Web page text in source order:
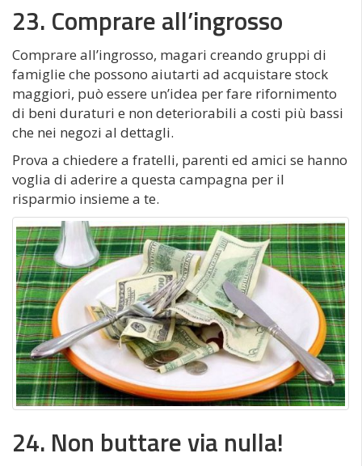
23. Comprare all’ingrosso
Comprare all’ingrosso, magari creando gruppi di
famiglie che possono aiutarti ad acquistare stock
maggiori, può essere un’idea per fare rifornimento
di beni duraturi e non deteriorabili a costi più bassi
che nei negozi al dettagli.
Prova a chiedere a fratelli, parenti ed amici se hanno
voglia di aderire a questa campagna per il
risparmio insieme a te.
24. Non buttare via nulla!